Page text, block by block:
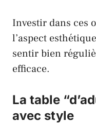
Investir dans ces
l’aspect
sentir bien
efficace.
La table
avec style